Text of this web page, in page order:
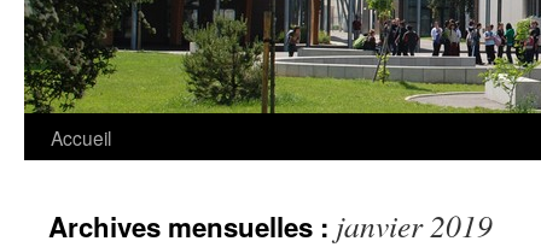
Accueil
Archives mensuelles : janvier 2019